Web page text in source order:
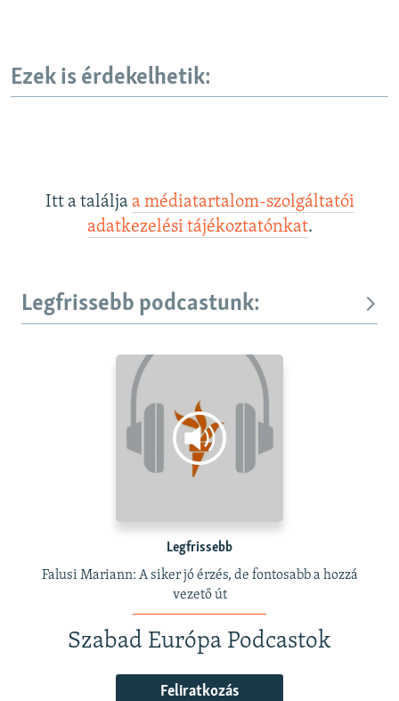
Ezek is érdekelhetik:
Itt a találja a médiatartalom-szolgáltatói
adatkezelési tájékoztatónkat.
Legfrissebb podcastunk:
Legfrissebb
Falusi Mariann: A siker jó érzés, de fontosabb a hozzá
vezető út
Szabad Európa Podcastok
Feliratkozás